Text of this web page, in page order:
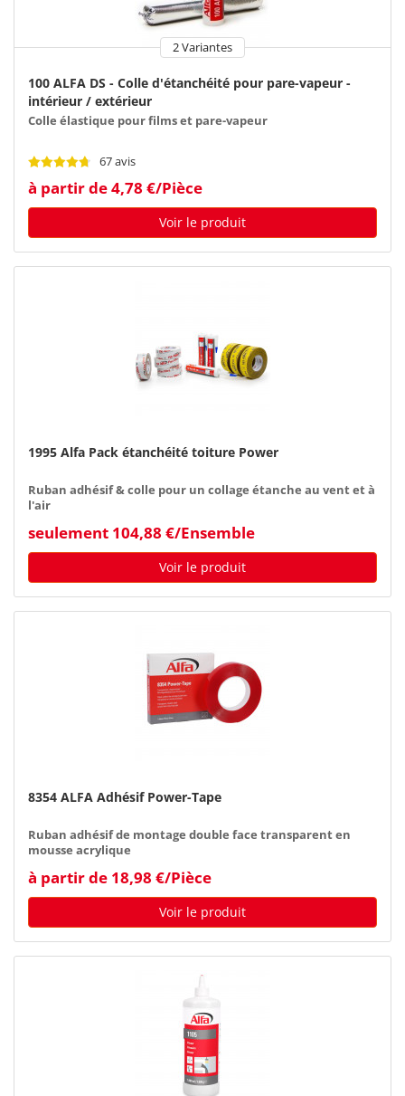
2 Variantes
100 ALFA DS - Colle d'étanchéité pour pare-vapeur -
intérieur / extérieur
Colle élastique pour films et pare-vapeur
67 avis
à partir de 4,78 €/Pièce
Voir le produit
1995 Alfa Pack étanchéité toiture Power
Ruban adhésif & colle pour un collage étanche au vent et à
l'air
seulement 104,88 €/Ensemble
Voir le produit
8354 ALFA Adhésif Power-Tape
Ruban adhésif de montage double face transparent en
mousse acrylique
à partir de 18,98 €/Pièce
Voir le produit